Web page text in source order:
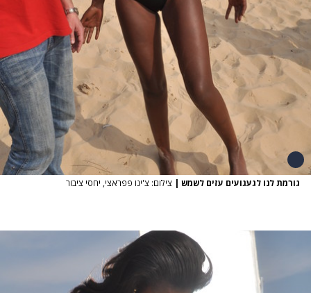
גורמת לנו לגעגועים עזים לשמש | צילום: צ'ינו פפראצי, יחסי ציבור